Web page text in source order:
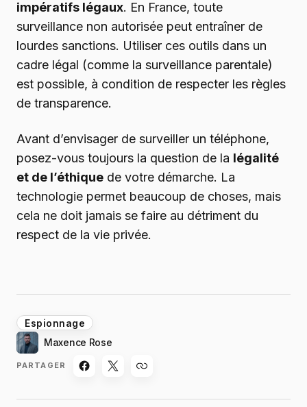
impératifs légaux. En France, toute
surveillance non autorisée peut entraîner de
lourdes sanctions. Utiliser ces outils dans un
cadre légal (comme la surveillance parentale)
est possible, à condition de respecter les règles
de transparence.
Avant d’envisager de surveiller un téléphone,
posez-vous toujours la question de la légalité
et de l’éthique de votre démarche. La
technologie permet beaucoup de choses, mais
cela ne doit jamais se faire au détriment du
respect de la vie privée.
Espionnage
Maxence Rose
PARTAGER